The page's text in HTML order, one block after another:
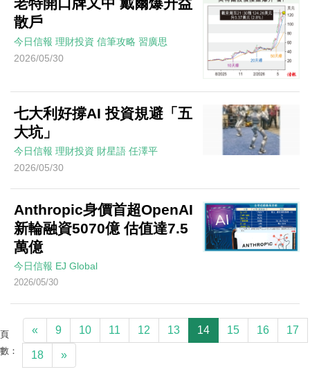
老特開口牌又中 戴爾爆升益
散戶
今日信報 理財投資 信筆攻略 習廣思
2026/05/30
七大利好撐AI 投資規避「五
大坑」
今日信報 理財投資 財星語 任澤平
2026/05/30
Anthropic身價首超OpenAI
新輪融資5070億 估值達7.5
萬億
今日信報 EJ Global
2026/05/30
頁
數：
« 9 10 11 12 13 14 15 16 17
18 »